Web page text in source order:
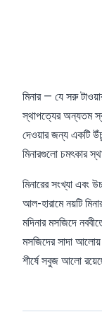
মিনার — যে সরু
স্থাপত্যের অন্যতম
দেওয়ার জন্য একটি উঁচু
মিনারগুলো চমৎকার
মিনারের সংখ্যা এবং
আল-হারামে নয়টি
মদিনার মসজিদে
মসজিদের সাদা
শীর্ষে সবুজ আলো